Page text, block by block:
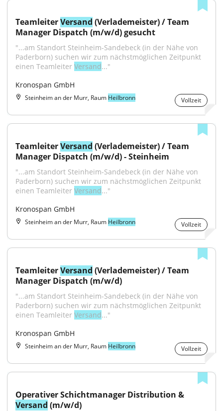
Teamleiter Versand (Verlademeister) / Team
Manager Dispatch (m/w/d) gesucht
"...am Standort Steinheim-Sandebeck (in der Nähe von
Paderborn) suchen wir zum nächstmöglichen Zeitpunkt
einen Teamleiter Versand..."
Kronospan GmbH
Steinheim an der Murr, Raum Heilbronn Vollzeit
Teamleiter Versand (Verlademeister) / Team
Manager Dispatch (m/w/d) - Steinheim
"...am Standort Steinheim-Sandebeck (in der Nähe von
Paderborn) suchen wir zum nächstmöglichen Zeitpunkt
einen Teamleiter Versand..."
Kronospan GmbH
Steinheim an der Murr, Raum Heilbronn Vollzeit
Teamleiter Versand (Verlademeister) / Team
Manager Dispatch (m/w/d)
"...am Standort Steinheim-Sandebeck (in der Nähe von
Paderborn) suchen wir zum nächstmöglichen Zeitpunkt
einen Teamleiter Versand..."
Kronospan GmbH
Steinheim an der Murr, Raum Heilbronn Vollzeit
Versand (m/w/d)